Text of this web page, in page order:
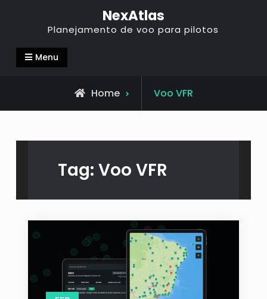
NexAtlas
Planejamento de voo para pilotos
Menu
Home Voo VFR
Tag: Voo VFR